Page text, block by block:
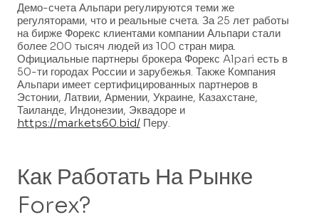
Демо-счета Альпари регулируются теми же
регуляторами, что и реальные счета. За 25 лет работы
на бирже Форекс клиентами компании Альпари стали
более 200 тысяч людей из 100 стран мира.
Официальные партнеры брокера Форекс Alpari есть в
50-ти городах России и зарубежья. Также Компания
Альпари имеет сертифицированных партнеров в
Эстонии, Латвии, Армении, Украине, Казахстане,
Таиланде, Индонезии, Эквадоре и
https://markets60.bid/ Перу.
Как Работать На Рынке
Forex?